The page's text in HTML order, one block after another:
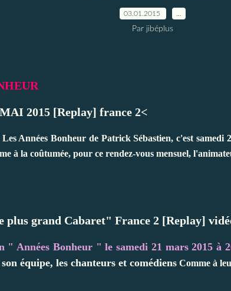
03.01.2015
Par jibéplus
2015 [Replay] france 2<
Années Bonheur de Patrick Sébastien, c'est
à la coûtumée, pour ce rendez-vous mensuel,
plus grand Cabaret" France 2 [Replay]
" Années Bonheur " le samedi 21 mars 2015 à
équipe, les chanteurs et comédiens Comme à